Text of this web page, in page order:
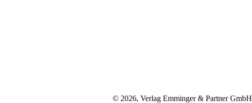
© 2026, Verlag Emminger & Partner GmbH